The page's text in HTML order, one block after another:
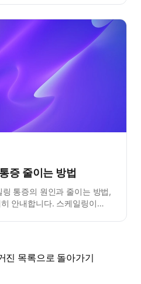
증 줄이는 방법
통증의 원인과 줄이는 방법,
안내합니다. 스케일링이
진 목록으로 돌아가기